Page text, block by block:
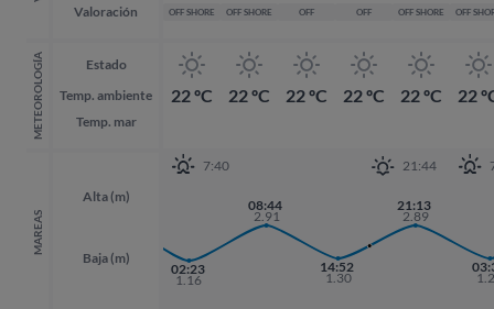
Valoración
METEOROLOGÍA
Estado
Temp. ambiente
Temp. mar
MAREAS
Alta (m)
Baja (m)
OFF SHORE
22 ºC
OFF SHORE
22 ºC
OFF
22 ºC
OFF
22 ºC
OFF SHORE
22 ºC
7:40 21:44
20:07
02:23
1.16
08:44
2.91
14:52
1.30
21:13
2.89
OFF
22
21:13
2.89